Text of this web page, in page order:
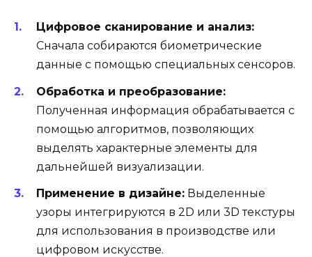
Цифровое сканирование и анализ:
Сначала собираются биометрические
данные с помощью специальных сенсоров.
Обработка и преобразование:
Полученная информация обрабатывается с
помощью алгоритмов, позволяющих
выделять характерные элементы для
дальнейшей визуализации.
Применение в дизайне: Выделенные
узоры интегрируются в 2D или 3D текстуры
для использования в производстве или
цифровом искусстве.